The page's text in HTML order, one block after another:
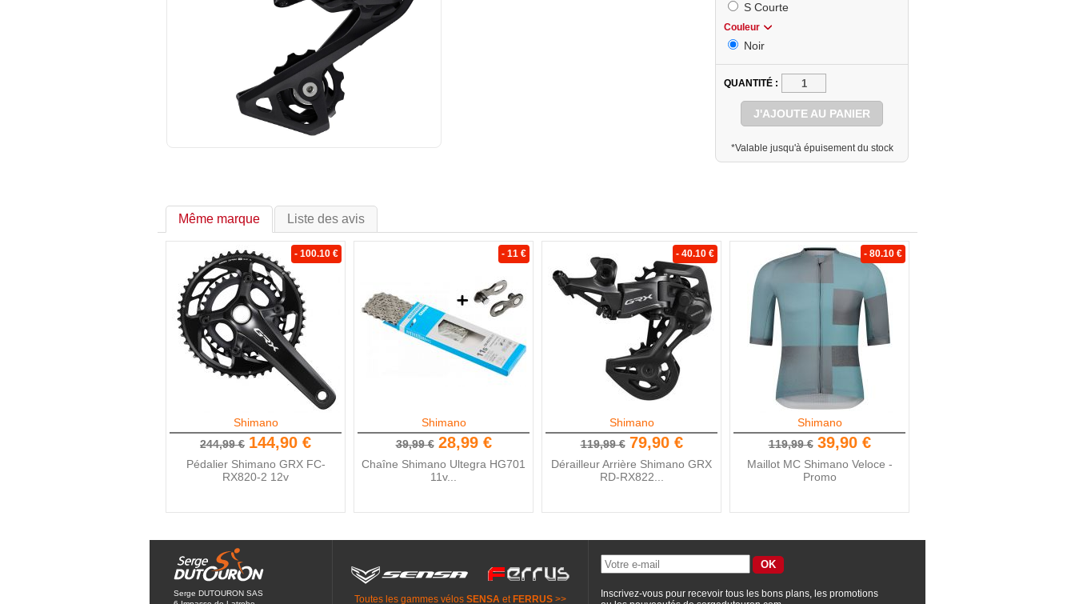
S Courte
Couleur
Noir
QUANTITÉ
J'AJOUTE AU PANIER
*Valable jusqu'à épuisement du stock
Même marque Liste des avis
- 100.10 €
Shimano
244,99 € 144,90 €
Pédalier Shimano GRX FC-
RX820-2 12v
- 11 €
Shimano
39,99 € 28,99 €
Chaîne Shimano Ultegra HG701
11v...
- 40.10 €
Shimano
119,99 € 79,90 €
Dérailleur Arrière Shimano GRX
RD-RX822...
- 80.10 €
Shimano
119,99 € 39,90 €
Maillot MC Shimano Veloce -
Promo
Serge DUTOURON SAS
Toutes les gammes vélos SENSA et FERRUS >>
Inscrivez-vous pour recevoir tous les bons plans, les promotions